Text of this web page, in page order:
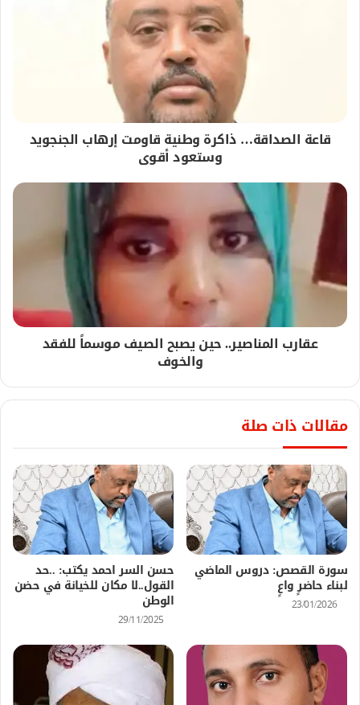
قاعة الصداقة… ذاكرة وطنية قاومت إرهاب الجنجويد
وستعود أقوى
عقارب المناصير.. حين يصبح الصيف موسماً للفقد
والخوف
مقالات ذات صلة
سورة القصص: دروس الماضي
لبناء حاضرٍ واعٍ
23/01/2026
حسن السر احمد يكتب: ..حد
القول..لا مكان للخيانة في حضن
الوطن
29/11/2025